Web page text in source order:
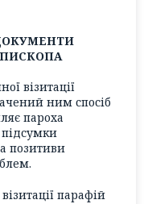
візитації
ним спосіб
пароха
підсумки
позитиви
парафій